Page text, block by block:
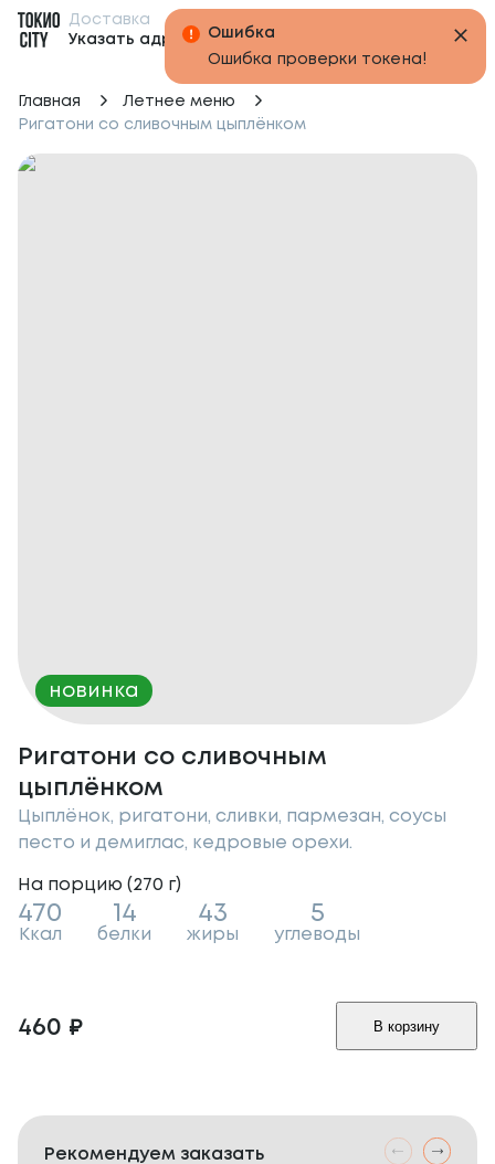
Доставка
Указать адрес
Главная
Летнее меню
Ригатони со сливочным цыплёнком
новинка
Ригатони со сливочным
цыплёнком
Цыплёнок, ригатони, сливки, пармезан, соусы
песто и демиглас, кедровые орехи.
На порцию (270 г)
470
Ккал
14
белки
43
жиры
5
углеводы
460 ₽ В корзину
Рекомендуем заказать